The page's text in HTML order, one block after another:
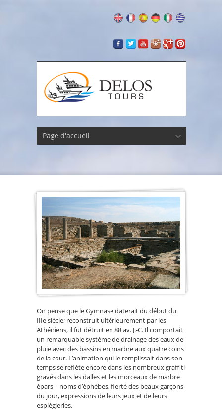
Page d'accueil
On pense que le Gymnase daterait du début du
IIIe siècle; reconstruit ultérieurement par les
Athéniens, il fut détruit en 88 av. J.-C. Il comportait
un remarquable système de drainage des eaux de
pluie avec des bassins en marbre aux quatre coins
de la cour. L’animation qui le remplissait dans son
temps se reflète encore dans les nombreux graffiti
gravés dans les dalles et les morceaux de marbre
épars – noms d’éphèbes, fierté des beaux garçons
du jour, expressions de leurs jeux et de leurs
espiègleries.